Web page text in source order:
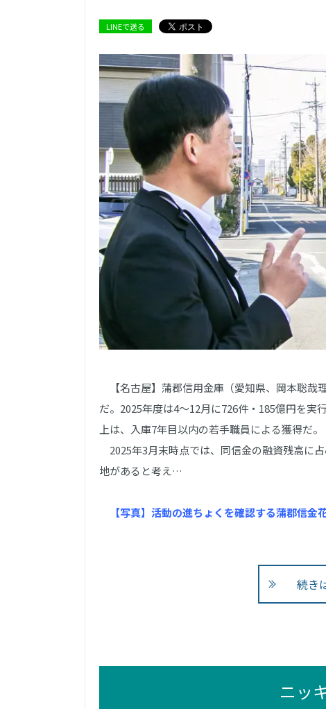
LINEで送る
【名古屋】蒲郡信用金庫（愛知県、岡本聡哉
だ。2025年度は4～12月に726件・185億円を
上は、入庫7年目以内の若手職員による獲得だ。
2025年3月末時点では、同信金の融資残高に
地があると考え…
【写真】活動の進ちょくを確認する蒲郡信
続き
ニッ